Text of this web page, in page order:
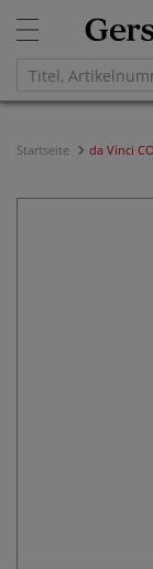
Startseite da Vinci